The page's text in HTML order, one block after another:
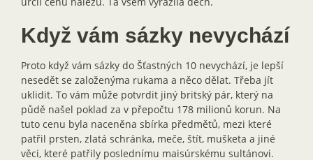
Když vám sázky nevychází
Proto když vám sázky do Šťastných 10 nevychází, je lepší
nesedět se založenýma rukama a něco dělat. Třeba jít
uklidit. To vám může potvrdit jiný britský pár, který na
půdě našel poklad za v přepočtu 178 milionů korun. Na
tuto cenu byla naceněna sbírka předmětů, mezi které
patřil prsten, zlatá schránka, meče, štít, mušketa a jiné
věci, které patřily poslednímu maisúrskému sultánovi.